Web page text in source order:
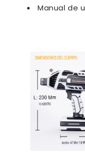
Manual de